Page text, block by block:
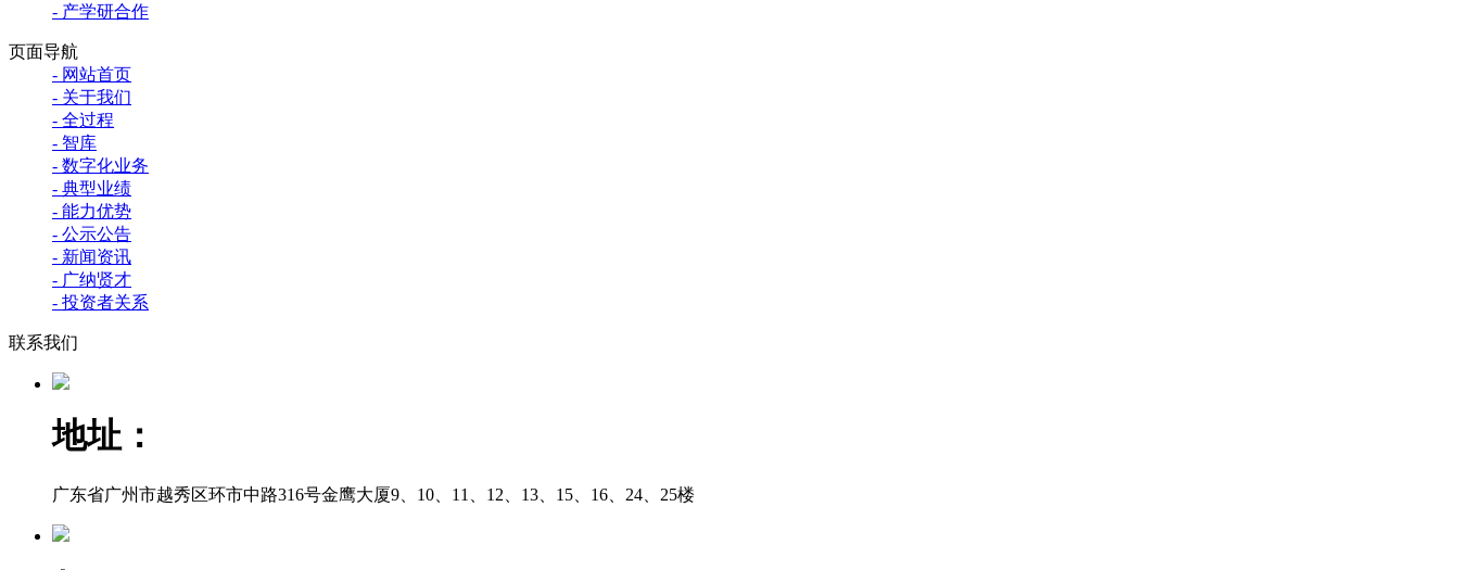
- 产学研合作
页面导航
- 网站首页
- 关于我们
- 全过程
- 智库
- 数字化业务
- 典型业绩
- 能力优势
- 公示公告
- 新闻资讯
- 广纳贤才
- 投资者关系
联系我们
地址：
广东省广州市越秀区环市中路316号金鹰大厦9、10、11、12、13、15、16、24、25楼